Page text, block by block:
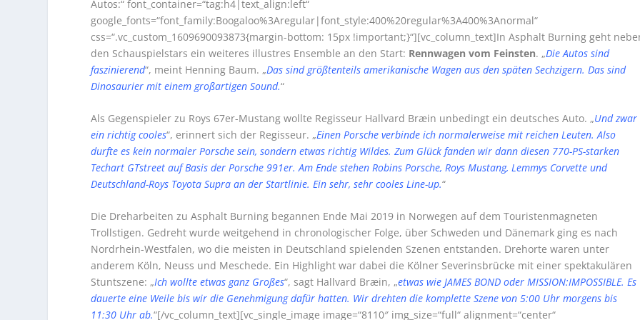
Autos:“ font_container=“tag:h4|text_align:left“
google_fonts=“font_family:Boogaloo%3Aregular|font_style:400%20regular%3A400%3Anormal“
css=“.vc_custom_1609690093873{margin-bottom: 15px !important;}“][vc_column_text]In Asphalt Burning geht
den Schauspielstars ein weiteres illustres Ensemble an den Start: Rennwagen vom Feinsten. „Die Autos sind
faszinierend“, meint Henning Baum. „Das sind größtenteils amerikanische Wagen aus den späten Sechzigern. Das sind
Dinosaurier mit einem großartigen Sound.“
Als Gegenspieler zu Roys 67er-Mustang wollte Regisseur Hallvard Bræin unbedingt ein deutsches Auto. „Und zwar
ein richtig cooles“, erinnert sich der Regisseur. „Einen Porsche verbinde ich normalerweise mit reichen Leuten. Also
durfte es kein normaler Porsche sein, sondern etwas richtig Wildes. Zum Glück fanden wir dann diesen 770-PS-starken
Techart GTstreet auf Basis der Porsche 991er. Am Ende stehen Robins Porsche, Roys Mustang, Lemmys Corvette und
Deutschland-Roys Toyota Supra an der Startlinie. Ein sehr, sehr cooles Line-up.“
Die Dreharbeiten zu Asphalt Burning begannen Ende Mai 2019 in Norwegen auf dem Touristenmagneten
Trollstigen. Gedreht wurde weitgehend in chronologischer Folge, über Schweden und Dänemark ging es nach
Nordrhein-Westfalen, wo die meisten in Deutschland spielenden Szenen entstanden. Drehorte waren unter
anderem Köln, Neuss und Meschede. Ein Highlight war dabei die Kölner Severinsbrücke mit einer spektakulären
Stuntszene: „Ich wollte etwas ganz Großes“, sagt Hallvard Bræin, „etwas wie JAMES BOND oder MISSION:IMPOSSIBLE. Es
dauerte eine Weile bis wir die Genehmigung dafür hatten. Wir drehten die komplette Szene von 5:00 Uhr morgens bis
11:30 Uhr ab.“[/vc_column_text][vc_single_image image=“8110″ img_size=“full“ alignment=“center“